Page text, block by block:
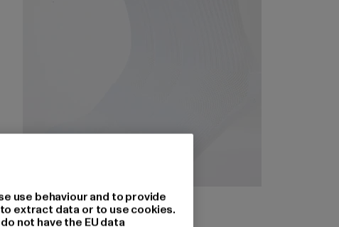
PEGADOR
Pegador Logo 3 Pack
use behaviour and to provide
extract data or to use cookies.
not have the EU data